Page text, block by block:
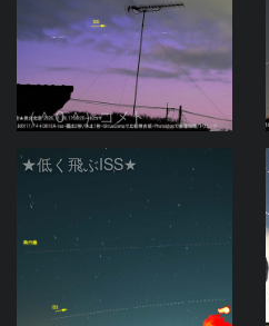
（＾０＾）コメト
★低く飛ぶISS★